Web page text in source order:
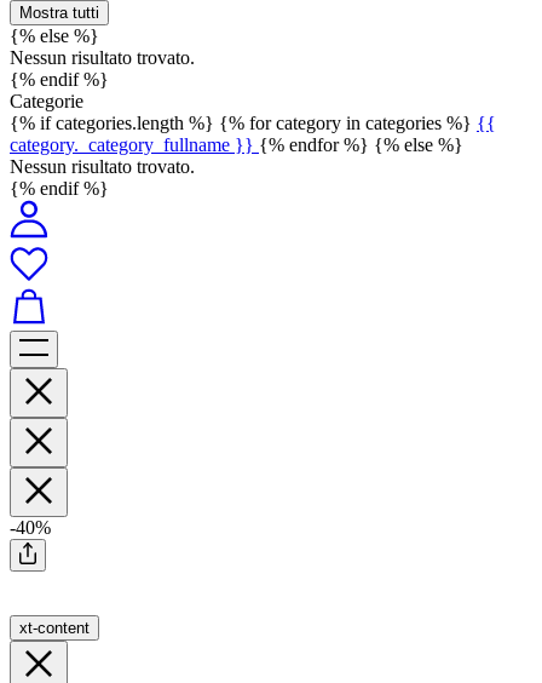
Mostra tutti
{% else %}
Nessun risultato trovato.
{% endif %}
Categorie
{% if categories.length %} {% for category in categories %} {{
category._category_fullname }} {% endfor %} {% else %}
Nessun risultato trovato.
{% endif %}
-40%
xt-content